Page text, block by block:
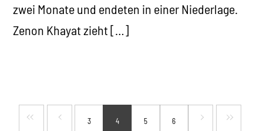
zwei Monate und endeten in einer Niederlage.
Zenon Khayat zieht […]
3 4 5 6